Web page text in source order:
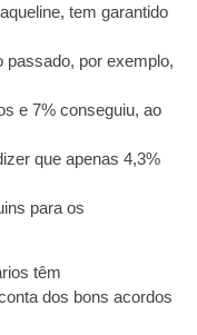
tem garantido
passado, por exemplo,
e 7% conseguiu, ao
que apenas 4,3%
para os
têm
dos bons acordos